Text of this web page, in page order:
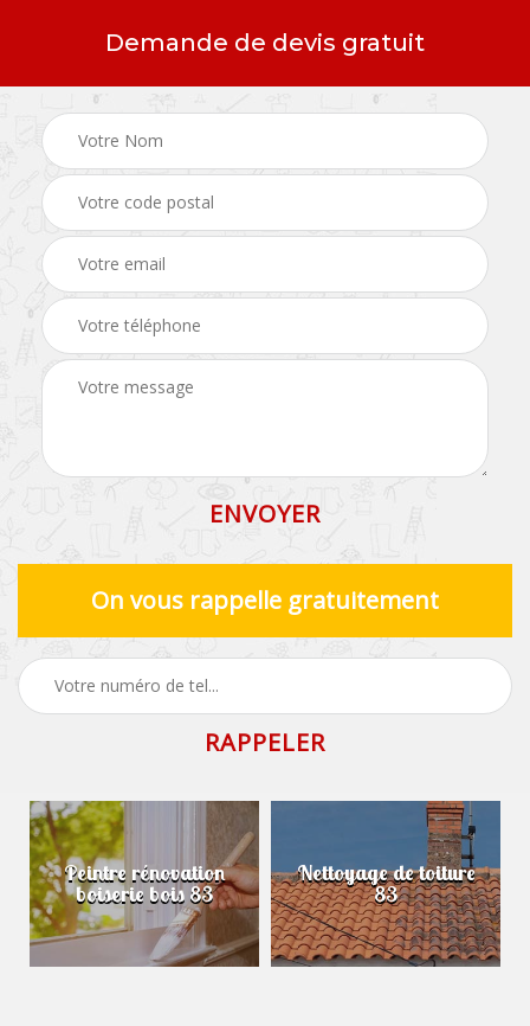
Demande de devis gratuit
On vous rappelle gratuitement
Peintre rénovation
boiserie bois 83
Nettoyage de toiture
83